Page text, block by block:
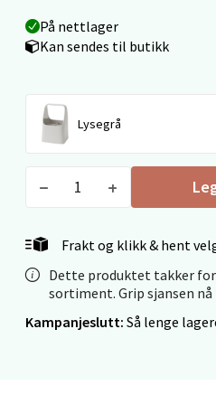
På nettlager
Kan sendes til butikk
Lysegrå
Frakt og klikk & hent
Dette produktet takker
sortiment. Grip sjansen
Kampanjeslutt: Så lenge
0 i butikk
Ålesund - Thon
Åpent i dag 10-20
0 i butikk